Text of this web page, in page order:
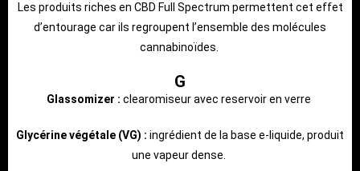
Les produits riches en CBD Full Spectrum permettent cet effet
d’entourage car ils regroupent l’ensemble des molécules
cannabinoïdes.
G
Glassomizer : clearomiseur avec reservoir en verre
Glycérine végétale (VG) : ingrédient de la base e-liquide, produit
une vapeur dense.